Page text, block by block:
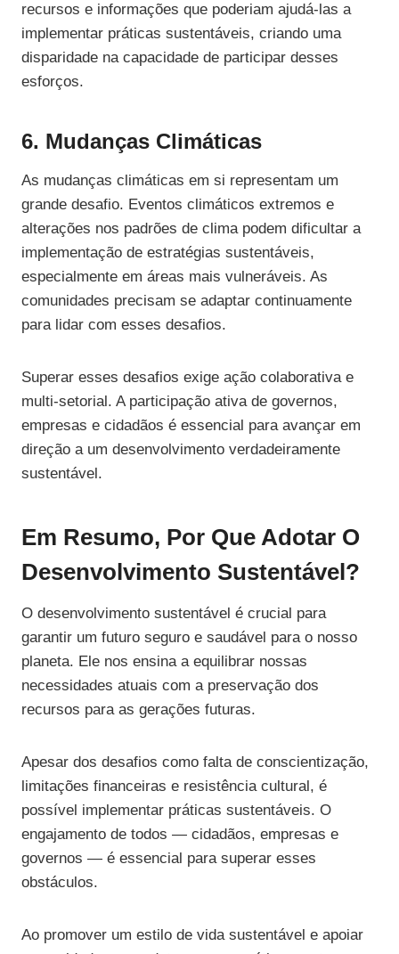
recursos e informações que poderiam ajudá-las a
implementar práticas sustentáveis, criando uma
disparidade na capacidade de participar desses
esforços.
6. Mudanças Climáticas
As mudanças climáticas em si representam um
grande desafio. Eventos climáticos extremos e
alterações nos padrões de clima podem dificultar a
implementação de estratégias sustentáveis,
especialmente em áreas mais vulneráveis. As
comunidades precisam se adaptar continuamente
para lidar com esses desafios.
Superar esses desafios exige ação colaborativa e
multi-setorial. A participação ativa de governos,
empresas e cidadãos é essencial para avançar em
direção a um desenvolvimento verdadeiramente
sustentável.
Em Resumo, Por Que Adotar O
Desenvolvimento Sustentável?
O desenvolvimento sustentável é crucial para
garantir um futuro seguro e saudável para o nosso
planeta. Ele nos ensina a equilibrar nossas
necessidades atuais com a preservação dos
recursos para as gerações futuras.
Apesar dos desafios como falta de conscientização,
limitações financeiras e resistência cultural, é
possível implementar práticas sustentáveis. O
engajamento de todos — cidadãos, empresas e
governos — é essencial para superar esses
obstáculos.
Ao promover um estilo de vida sustentável e apoiar